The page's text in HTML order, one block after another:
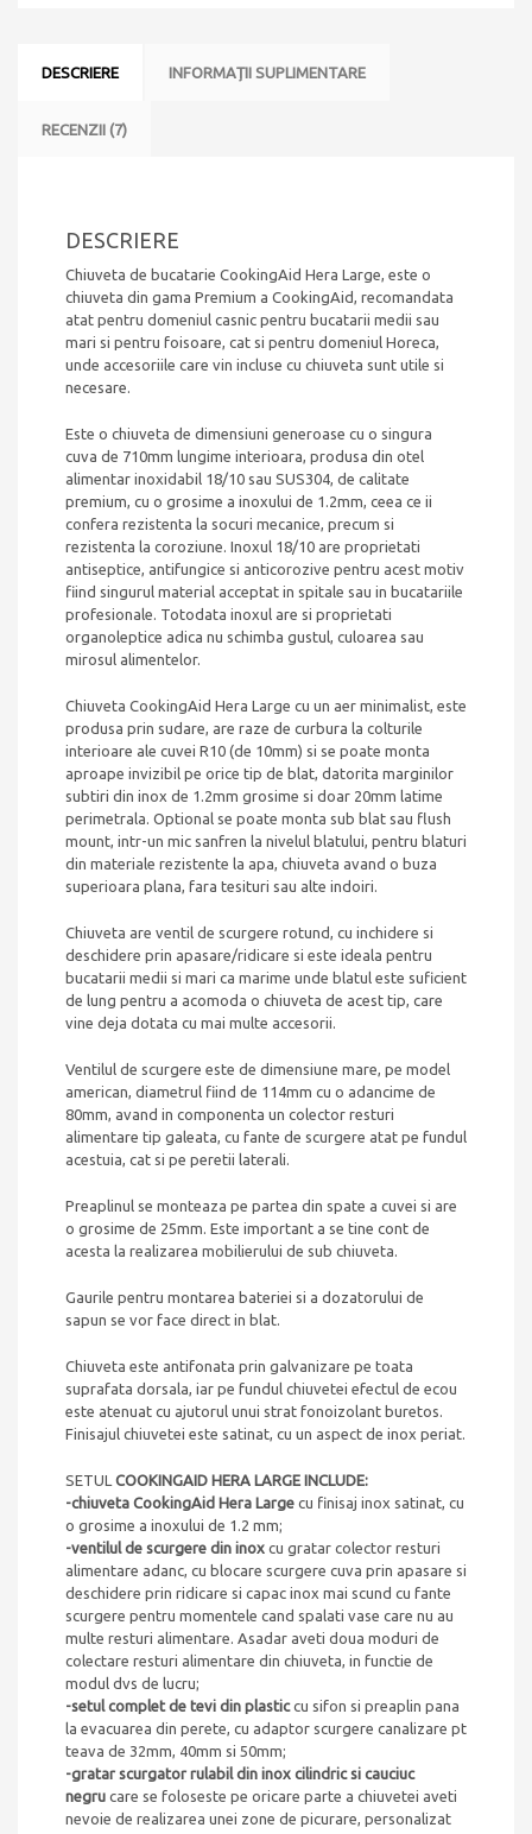
DESCRIERE INFORMAȚII SUPLIMENTARE
RECENZII (7)
DESCRIERE
Chiuveta de bucatarie CookingAid Hera Large, este o
chiuveta din gama Premium a CookingAid, recomandata
atat pentru domeniul casnic pentru bucatarii medii sau
mari si pentru foisoare, cat si pentru domeniul Horeca,
unde accesoriile care vin incluse cu chiuveta sunt utile si
necesare.
Este o chiuveta de dimensiuni generoase cu o singura
cuva de 710mm lungime interioara, produsa din otel
alimentar inoxidabil 18/10 sau SUS304, de calitate
premium, cu o grosime a inoxului de 1.2mm, ceea ce ii
confera rezistenta la socuri mecanice, precum si
rezistenta la coroziune. Inoxul 18/10 are proprietati
antiseptice, antifungice si anticorozive pentru acest motiv
fiind singurul material acceptat in spitale sau in bucatariile
profesionale. Totodata inoxul are si proprietati
organoleptice adica nu schimba gustul, culoarea sau
mirosul alimentelor.
Chiuveta CookingAid Hera Large cu un aer minimalist, este
produsa prin sudare, are raze de curbura la colturile
interioare ale cuvei R10 (de 10mm) si se poate monta
aproape invizibil pe orice tip de blat, datorita marginilor
subtiri din inox de 1.2mm grosime si doar 20mm latime
perimetrala. Optional se poate monta sub blat sau flush
mount, intr-un mic sanfren la nivelul blatului, pentru blaturi
din materiale rezistente la apa, chiuveta avand o buza
superioara plana, fara tesituri sau alte indoiri.
Chiuveta are ventil de scurgere rotund, cu inchidere si
deschidere prin apasare/ridicare si este ideala pentru
bucatarii medii si mari ca marime unde blatul este suficient
de lung pentru a acomoda o chiuveta de acest tip, care
vine deja dotata cu mai multe accesorii.
Ventilul de scurgere este de dimensiune mare, pe model
american, diametrul fiind de 114mm cu o adancime de
80mm, avand in componenta un colector resturi
alimentare tip galeata, cu fante de scurgere atat pe fundul
acestuia, cat si pe peretii laterali.
Preaplinul se monteaza pe partea din spate a cuvei si are
o grosime de 25mm. Este important a se tine cont de
acesta la realizarea mobilierului de sub chiuveta.
Gaurile pentru montarea bateriei si a dozatorului de
sapun se vor face direct in blat.
Chiuveta este antifonata prin galvanizare pe toata
suprafata dorsala, iar pe fundul chiuvetei efectul de ecou
este atenuat cu ajutorul unui strat fonoizolant buretos.
Finisajul chiuvetei este satinat, cu un aspect de inox periat.
SETUL COOKINGAID HERA LARGE INCLUDE:
-chiuveta CookingAid Hera Large cu finisaj inox satinat, cu
o grosime a inoxului de 1.2 mm;
-ventilul de scurgere din inox cu gratar colector resturi
alimentare adanc, cu blocare scurgere cuva prin apasare si
deschidere prin ridicare si capac inox mai scund cu fante
scurgere pentru momentele cand spalati vase care nu au
multe resturi alimentare. Asadar aveti doua moduri de
colectare resturi alimentare din chiuveta, in functie de
modul dvs de lucru;
-setul complet de tevi din plasticcu sifon si preaplin pana
la evacuarea din perete, cu adaptor scurgere canalizare pt
teava de 32mm, 40mm si 50mm;
-gratar scurgator rulabil din inox cilindric si cauciuc
negru care se foloseste pe oricare parte a chiuvetei aveti
nevoie de realizarea unei zone de picurare, personalizat